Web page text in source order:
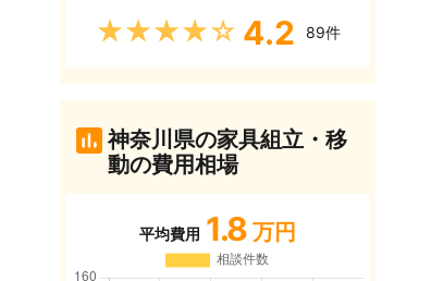
★★★★★ 4.2 89件
神奈川県の家具組立・移
動の費用相場
平均費用 1.8 万円